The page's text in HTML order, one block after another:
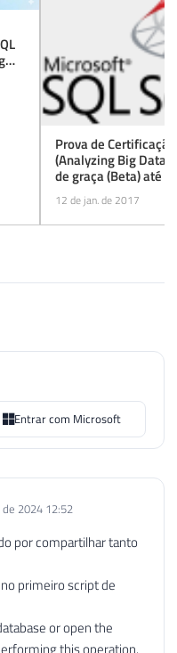
Prova de
(Analyzing Big Data
de graça (Beta) até
12 de jan. de 2017
Entrar com Microsoft
2024 12:52
por compartilhar tanto
primeiro script de
or open the
this operation.